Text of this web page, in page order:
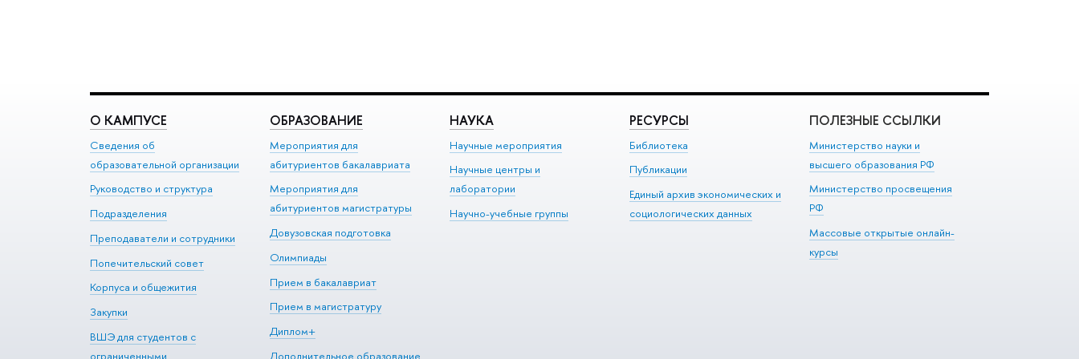
О КАМПУСЕ
Сведения об
образовательной организации
Руководство и структура
Подразделения
Преподаватели и сотрудники
Попечительский совет
Корпуса и общежития
Закупки
ВШЭ для студентов с
ограниченными
ОБРАЗОВАНИЕ
Мероприятия для
абитуриентов бакалавриата
Мероприятия для
абитуриентов магистратуры
Довузовская подготовка
Олимпиады
Прием в бакалавриат
Прием в магистратуру
Диплом+
Дополнительное образование
НАУКА
Научные мероприятия
Научные центры и
лаборатории
Научно-учебные группы
РЕСУРСЫ
Библиотека
Публикации
Единый архив экономических и
социологических данных
ПОЛЕЗНЫЕ ССЫЛКИ
Министерство науки и
высшего образования РФ
Министерство просвещения
РФ
Массовые открытые онлайн-
курсы